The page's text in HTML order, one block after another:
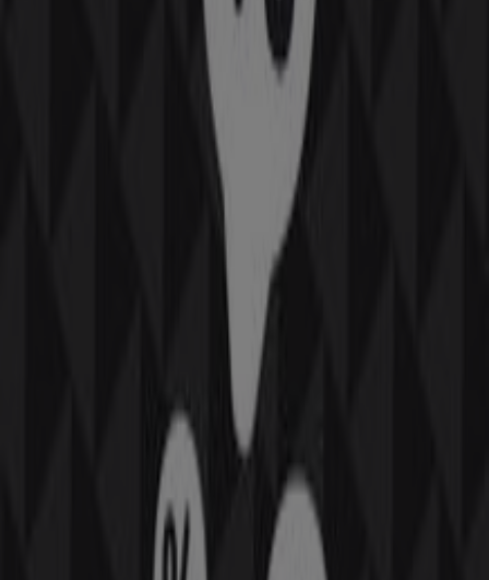
Otros negocios de Ocio en Huelva
La Tracaen Tiendeo, donde
podrás descubrir las mejores
ofertas
de esta destacada marca del sector de
Nuestra tienda física está ubicada en
, Huelva
una amplia gama de productos de calidad que te
permitirán ahorrar durante todo el
En Tiendeo te ofrecemos toda la información actualizada
, como los horarios de apertura, las
ofertas exclusivas y la ubicación exacta de la tienda en
Ctra. N-431, Pol. Ind. las Menajas Nave16
tendrás acceso a los últimos catálogos de
donde podrás descubrir las promociones más recientes
y aprovechar grandes descuentos en productos de
para tus compras enHuelva